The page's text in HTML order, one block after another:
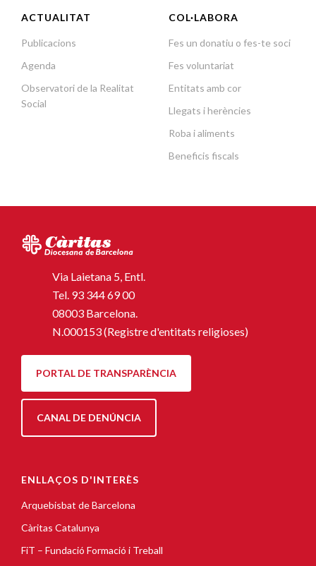
ACTUALITAT
Publicacions
Agenda
Observatori de la Realitat
Social
COL·LABORA
Fes un donatiu o fes-te soci
Fes voluntariat
Entitats amb cor
Llegats i herències
Roba i aliments
Beneficis fiscals
Via Laietana 5, Entl.
Tel. 93 344 69 00
08003 Barcelona.
N.000153 (Registre d'entitats religioses)
PORTAL DE TRANSPARÈNCIA
CANAL DE DENÚNCIA
ENLLAÇOS D'INTERÈS
Arquebisbat de Barcelona
Càritas Catalunya
FiT – Fundació Formació i Treball